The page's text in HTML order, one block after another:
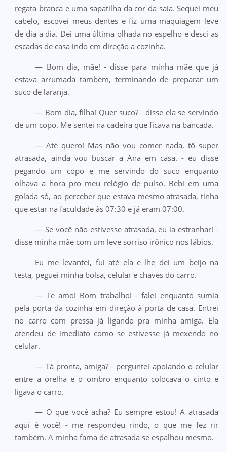
regata branca e uma sapatilha da cor da saia. Sequei meu
cabelo, escovei meus dentes e fiz uma maquiagem leve
de dia a dia. Dei uma última olhada no espelho e desci as
escadas de casa indo em direção a cozinha.
— Bom dia, mãe! - disse para minha mãe que já
estava arrumada também, terminando de preparar um
suco de laranja.
— Bom dia, filha! Quer suco? - disse ela se servindo
de um copo. Me sentei na cadeira que ficava na bancada.
— Até quero! Mas não vou comer nada, tô super
atrasada, ainda vou buscar a Ana em casa. - eu disse
pegando um copo e me servindo do suco enquanto
olhava a hora pro meu relógio de pulso. Bebi em uma
golada só, ao perceber que estava mesmo atrasada, tinha
que estar na faculdade às 07:30 e já eram 07:00.
— Se você não estivesse atrasada, eu ia estranhar! -
disse minha mãe com um leve sorriso irônico nos lábios.
Eu me levantei, fui até ela e lhe dei um beijo na
testa, peguei minha bolsa, celular e chaves do carro.
— Te amo! Bom trabalho! - falei enquanto sumia
pela porta da cozinha em direção à porta de casa. Entrei
no carro com pressa já ligando pra minha amiga. Ela
atendeu de imediato como se estivesse já mexendo no
celular.
— Tá pronta, amiga? - perguntei apoiando o celular
entre a orelha e o ombro enquanto colocava o cinto e
ligava o carro.
— O que você acha? Eu sempre estou! A atrasada
aqui é você! - me respondeu rindo, o que me fez rir
também. A minha fama de atrasada se espalhou mesmo.